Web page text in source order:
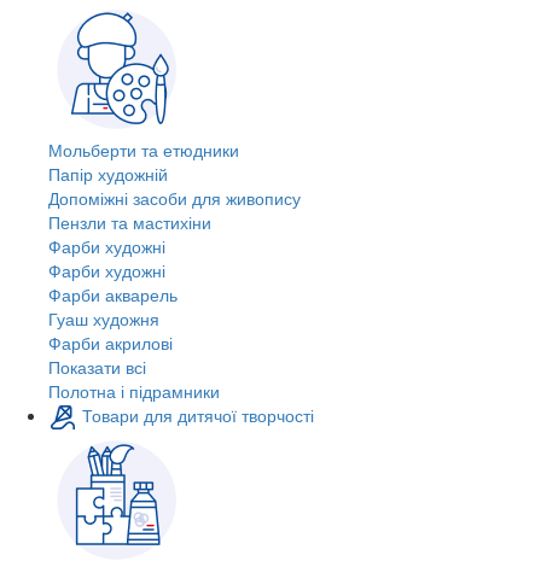
Мольберти та етюдники
Папір художній
Допоміжні засоби для живопису
Пензли та мастихіни
Фарби художні
Фарби художні
Фарби акварель
Гуаш художня
Фарби акрилові
Показати всі
Полотна і підрамники
Товари для дитячої творчості